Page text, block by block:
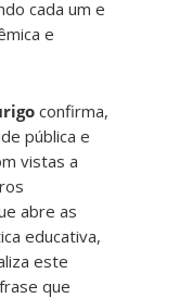
cada um e
e
confirma,
pública e
vistas a
abre as
educativa,
este
que